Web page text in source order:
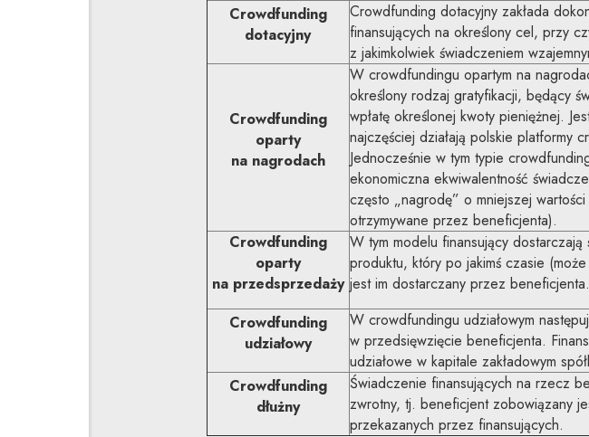
Crowdfunding
dotacyjny
Crowdfunding dotacyjny zakłada
finansujących na określony cel, przy
z jakimkolwiek świadczeniem
Crowdfunding
oparty
na nagrodach
W crowdfundingu opartym na
określony rodzaj gratyfikacji, będący
wpłatę określonej kwoty pieniężnej.
najczęściej działają polskie platformy
Jednocześnie w tym typie
ekonomiczna ekwiwalentność
często „nagrodę” o mniejszej
otrzymywane przez beneficjenta).
Crowdfunding
oparty
na przedsprzedaży
W tym modelu finansujący
produktu, który po jakimś czasie
jest im dostarczany przez beneficjenta.
Crowdfunding
udziałowy
W crowdfundingu udziałowym
w przedsięwzięcie beneficjenta.
udziałowe w kapitale zakładowym
Crowdfunding
dłużny
Świadczenie finansujących na rzecz
zwrotny, tj. beneficjent zobowiązany
przekazanych przez finansujących.